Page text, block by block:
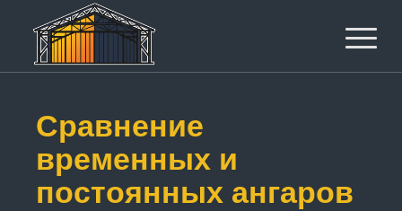
Сравнение
временных и
постоянных ангаров